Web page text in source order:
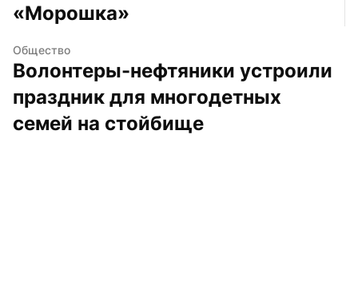
«Морошка»
Общество
Волонтеры-нефтяники устроили
праздник для многодетных
семей на стойбище